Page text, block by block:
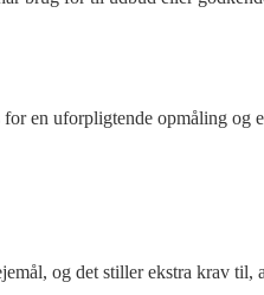
en uforpligtende opmåling og
og det stiller ekstra krav til,